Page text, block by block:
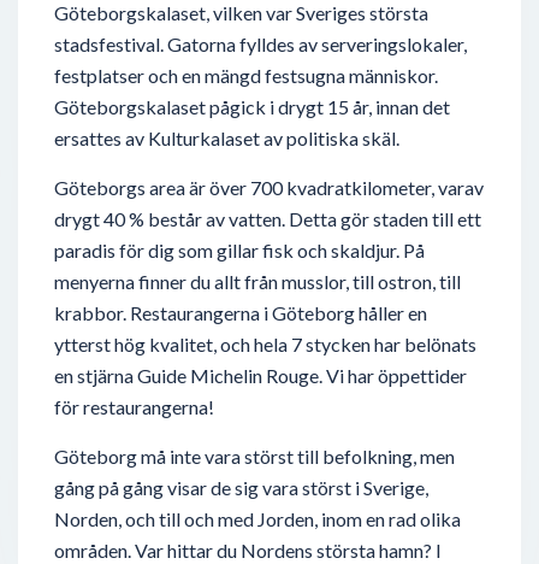
Göteborgskalaset, vilken var Sveriges största
stadsfestival. Gatorna fylldes av serveringslokaler,
festplatser och en mängd festsugna människor.
Göteborgskalaset pågick i drygt 15 år, innan det
ersattes av Kulturkalaset av politiska skäl.
Göteborgs area är över 700 kvadratkilometer, varav
drygt 40 % består av vatten. Detta gör staden till ett
paradis för dig som gillar fisk och skaldjur. På
menyerna finner du allt från musslor, till ostron, till
krabbor. Restaurangerna i Göteborg håller en
ytterst hög kvalitet, och hela 7 stycken har belönats
en stjärna Guide Michelin Rouge. Vi har öppettider
för restaurangerna!
Göteborg må inte vara störst till befolkning, men
gång på gång visar de sig vara störst i Sverige,
Norden, och till och med Jorden, inom en rad olika
områden. Var hittar du Nordens största hamn? I